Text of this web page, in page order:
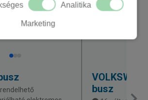
Analitika
Marketing
busz